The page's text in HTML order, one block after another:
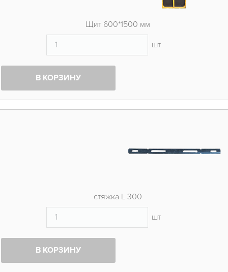
Щит 600*1500 мм
шт
В КОРЗИНУ
стяжка L 300
шт
В КОРЗИНУ